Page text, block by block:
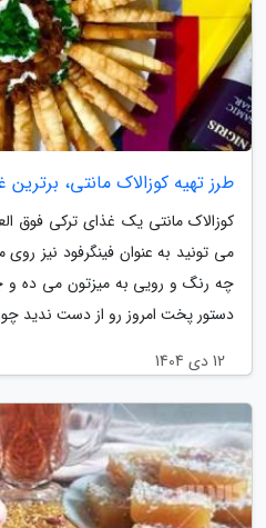
طرز تهیه کوزالاک مانتی، برترین
کوزالاک مانتی یک غذای ترکی فوق
می تونید به عنوان فینگرفود نیز روی
چه رنگ و رویی به میزتون می ده و
دستور پخت امروز رو از دست ندید
12 دی 1404